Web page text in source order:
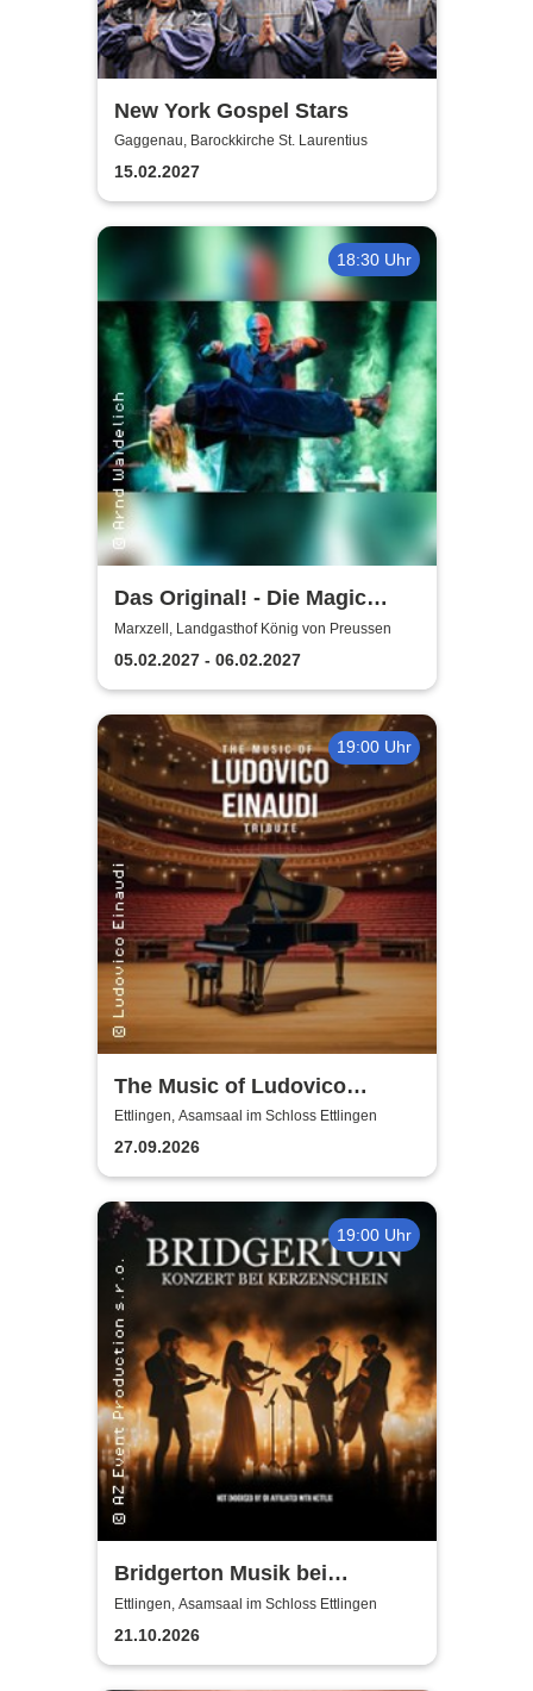
New York Gospel Stars
Gaggenau, Barockkirche St. Laurentius
15.02.2027
18:30 Uhr
Das Original! - Die Magic
Dinner Show / Magier Ralf
Gagel
Marxzell, Landgasthof König von Preussen
05.02.2027 - 06.02.2027
19:00 Uhr
The Music of Ludovico
Einaudi: Tribute-
Klavierkonzert - Ludovico
Einaudi Tribute bei
Kerzenschein
Ettlingen, Asamsaal im Schloss Ettlingen
27.09.2026
19:00 Uhr
Bridgerton Musik bei
Kerzenschein
Ettlingen, Asamsaal im Schloss Ettlingen
21.10.2026